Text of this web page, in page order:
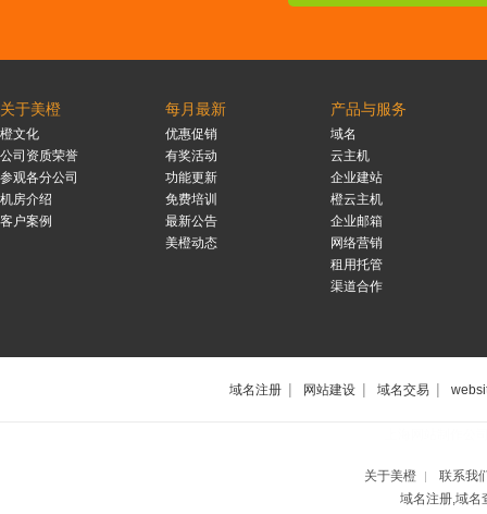
关于美橙
橙文化
公司资质荣誉
参观各分公司
机房介绍
客户案例
每月最新
优惠促销
有奖活动
功能更新
免费培训
最新公告
美橙动态
产品与服务
域名
云主机
企业建站
橙云主机
企业邮箱
网络营销
租用托管
渠道合作
域名注册 | 网站建设 | 域名交易 |
关于美橙 |
联系我
域名注册,域名